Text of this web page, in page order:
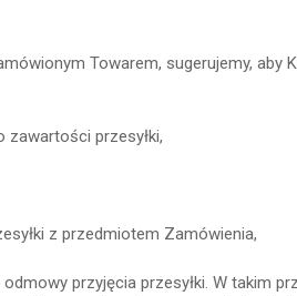
Towarem, sugerujemy, aby
zawartości przesyłki,
z przedmiotem Zamówienia,
przyjęcia przesyłki. W takim